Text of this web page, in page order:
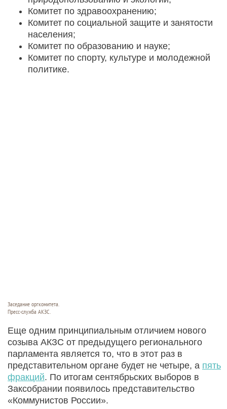
Комитет по здравоохранению;
Комитет по социальной защите и занятости
населения;
Комитет по образованию и науке;
Комитет по спорту, культуре и молодежной
политике.
Заседание оргкомитета.
Пресс-служба АКЗС.
Еще одним принципиальным отличием нового
созыва АКЗС от предыдущего регионального
парламента является то, что в этот раз в
представительном органе будет не четыре, а пять
фракций. По итогам сентябрьских выборов в
Заксобрании появилось представительство
«Коммунистов России».